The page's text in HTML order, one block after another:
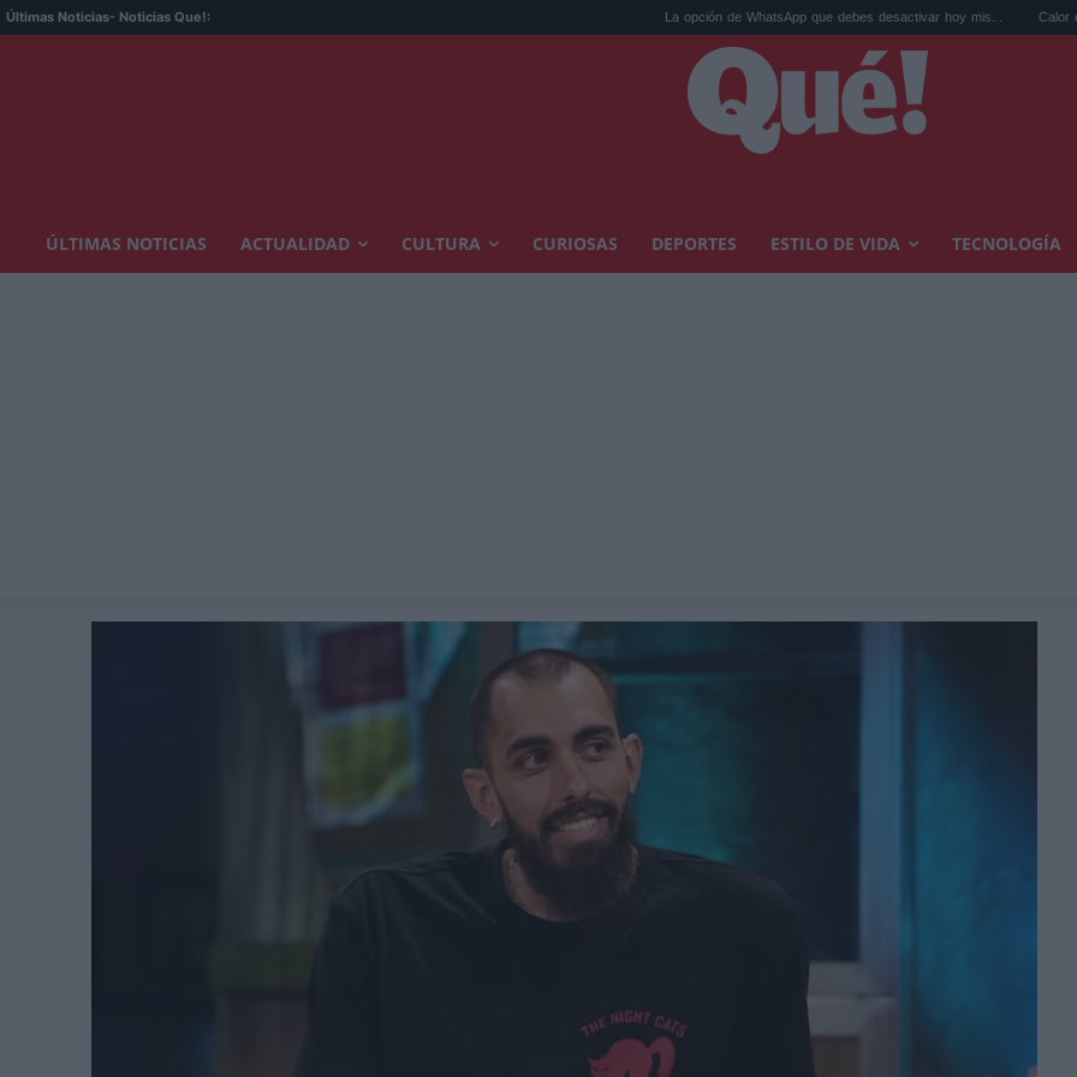
Últimas Noticias- Noticias Que!: La opción de WhatsApp que debes desactivar hoy mis... Calor extremo y
ÚLTIMAS NOTICIAS ACTUALIDAD CULTURA CURIOSAS DEPORTES ESTILO DE VIDA TECNOLOGÍA